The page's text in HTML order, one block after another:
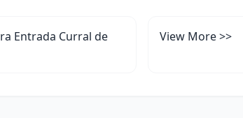
Entrada Curral de
View More >>